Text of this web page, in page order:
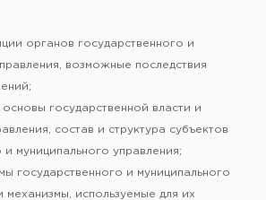
органов государственного и
возможные последствия
государственной власти и
состав и структура субъектов
и муниципального управления;
государственного и муниципального
механизмы, используемые для их